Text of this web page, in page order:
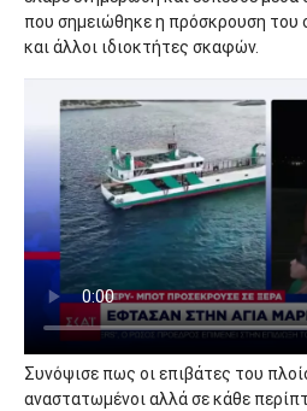
που σημειώθηκε η πρόσκρουση του
και άλλοι ιδιοκτήτες σκαφών.
Συνόψισε πως οι επιβάτες του
αναστατωμένοι αλλά σε κάθε